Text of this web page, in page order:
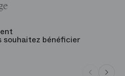
souhaitez bénéficier